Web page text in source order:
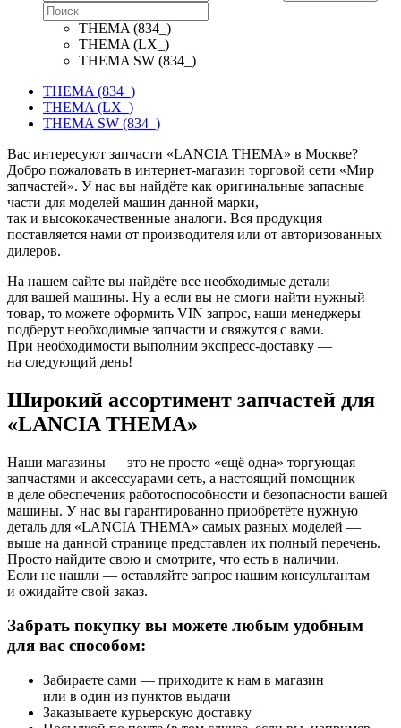
THEMA (834_)
THEMA (LX_)
THEMA SW (834_)
THEMA (834_)
THEMA (LX_)
THEMA SW (834_)
Вас интересуют запчасти «LANCIA THEMA» в Москве?
Добро пожаловать в интернет-магазин торговой сети «Мир
запчастей». У нас вы найдёте как оригинальные запасные
части для моделей машин данной марки,
так и высококачественные аналоги. Вся продукция
поставляется нами от производителя или от авторизованных
дилеров.
На нашем сайте вы найдёте все необходимые детали
для вашей машины. Ну а если вы не смоги найти нужный
товар, то можете оформить VIN запрос, наши менеджеры
подберут необходимые запчасти и свяжутся с вами.
При необходимости выполним экспресс-доставку —
на следующий день!
Широкий ассортимент запчастей для
«LANCIA THEMA»
Наши магазины — это не просто «ещё одна» торгующая
запчастями и аксессуарами сеть, а настоящий помощник
в деле обеспечения работоспособности и безопасности вашей
машины. У нас вы гарантированно приобретёте нужную
деталь для «LANCIA THEMA» самых разных моделей —
выше на данной странице представлен их полный перечень.
Просто найдите свою и смотрите, что есть в наличии.
Если не нашли — оставляйте запрос нашим консультантам
и ожидайте свой заказ.
Забрать покупку вы можете любым удобным
для вас способом:
Забираете сами — приходите к нам в магазин
или в один из пунктов выдачи
Заказываете курьерскую доставку